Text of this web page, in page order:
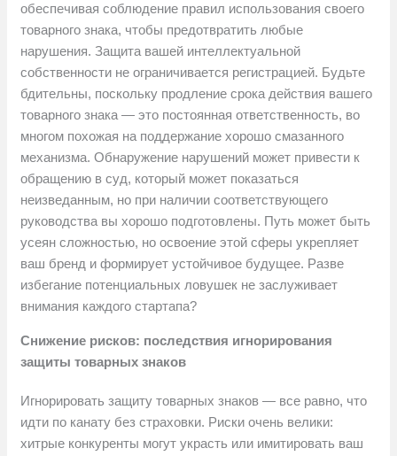
обеспечивая соблюдение правил использования своего
товарного знака, чтобы предотвратить любые
нарушения. Защита вашей интеллектуальной
собственности не ограничивается регистрацией. Будьте
бдительны, поскольку продление срока действия вашего
товарного знака — это постоянная ответственность, во
многом похожая на поддержание хорошо смазанного
механизма. Обнаружение нарушений может привести к
обращению в суд, который может показаться
неизведанным, но при наличии соответствующего
руководства вы хорошо подготовлены. Путь может быть
усеян сложностью, но освоение этой сферы укрепляет
ваш бренд и формирует устойчивое будущее. Разве
избегание потенциальных ловушек не заслуживает
внимания каждого стартапа?
Снижение рисков: последствия игнорирования
защиты товарных знаков
Игнорировать защиту товарных знаков — все равно, что
идти по канату без страховки. Риски очень велики:
хитрые конкуренты могут украсть или имитировать ваш